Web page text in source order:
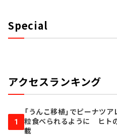
Special
アクセスランキング
1
「うんこ移植」でピーナツ
粒食べられるように ヒ
載